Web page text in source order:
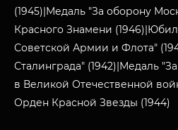
(1945)|Медаль "За оборону
Красного Знамени
Советской Армии и Флота"
Сталинграда" (1942)|Медаль
в Великой Отечественной
Орден Красной Звезды (1944)